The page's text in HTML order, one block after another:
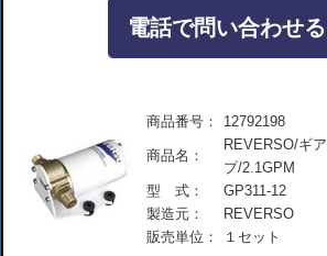
電話で問い合わせ
商品番号： 12792198
商品名：
REVERSO/ギ
プ/2.1GPM
型 式：
GP311-12
製造元：
REVERSO
販売単位：
１セット